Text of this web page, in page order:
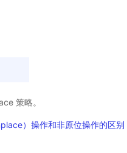
策略。
）操作和非原位操作的区别